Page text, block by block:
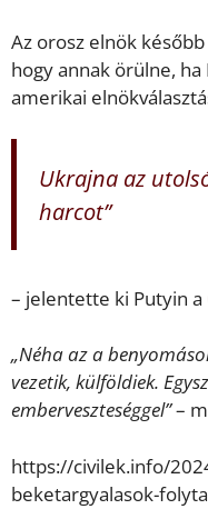
Az orosz elnök
hogy annak örülne,
amerikai
Ukrajna az
harcot”
– jelentette ki Putyin a
„Néha az a
vezetik, külföldiek.
emberveszteséggel”–
https://civilek.info/
beketargyalasok-